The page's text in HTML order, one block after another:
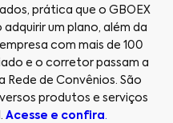
prática que o GBOEX
um plano, além da
com mais de 100
e o corretor passam a
de Convênios. São
produtos e serviços
Acesse e confira.